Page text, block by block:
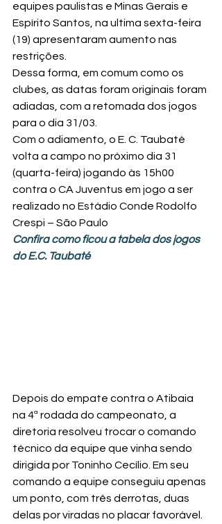
equipes paulistas e Minas Gerais e
Espírito Santos, na ultima sexta-feira
(19) apresentaram aumento nas
restrições.
Dessa forma, em comum como os
clubes, as datas foram originais foram
adiadas, com a retomada dos jogos
para o dia 31/03.
Com o adiamento, o E. C. Taubaté
volta a campo no próximo dia 31
(quarta-feira) jogando às 15h00
contra o CA Juventus em jogo a ser
realizado no Estádio Conde Rodolfo
Crespi – São Paulo
Confira como ficou a tabela dos jogos
do E.C. Taubaté
Depois do empate contra o Atibaia
na 4ª rodada do campeonato, a
diretoria resolveu trocar o comando
técnico da equipe que vinha sendo
dirigida por Toninho Cecílio. Em seu
comando a equipe conseguiu apenas
um ponto, com três derrotas, duas
delas por viradas no placar favorável.